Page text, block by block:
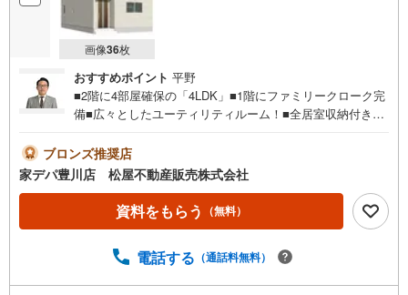
画像36枚
おすすめポイント 平野
■2階に4部屋確保の「4LDK」■1階にファミリークローク完
備■広々としたユーティリティルーム！■全居室収納付き■
内！■おすすめポイント ・壁面が広く家具の配置がしやす
いリビングは広さ17帖●家デパ 松屋不動産販売 のつよみ
●・豊橋市・豊川市・知立市・浜松市の4店舗営業中！三河
エリア・遠州エリアの物件ならおまかせください。新築戸
建、中古戸建、中古マンション、土地をお客様のご希望に
多数！中古物件をご購入の際、約70％という多くの方々が
ブロンズ推奨店
家デパ豊川店 松屋不動産販売株式会社
資料をもらう （無料）
電話する （通話料無料）